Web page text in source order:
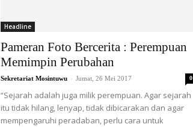
Headline
Pameran Foto Bercerita : Perempuan
Memimpin Perubahan
Sekretariat Mosintuwu - Jumat, 26 Mei 2017 0
“Sejarah adalah juga milik perempuan. Agar sejarah
itu tidak hilang, lenyap, tidak dibicarakan dan agar
mempengaruhi peradaban, perlu cara untuk